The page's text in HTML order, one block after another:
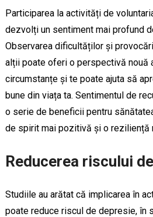
Participarea la activități de
dezvolți un sentiment mai profund
Observarea dificultăților și
alții poate oferi o perspectivă nouă
circumstanțe și te poate ajuta să
bune din viața ta. Sentimentul de
o serie de beneficii pentru
de spirit mai pozitivă și o reziliență
Reducerea riscului
Studiile au arătat că implicarea în
poate reduce riscul de depresie, în